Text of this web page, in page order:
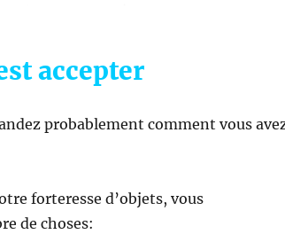
accepter
probablement comment vous
forteresse d’objets, vous
de choses: